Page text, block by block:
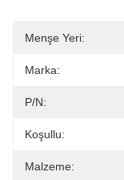
Menşe Yeri:
Marka:
P/N:
Koşullu:
Malzeme: